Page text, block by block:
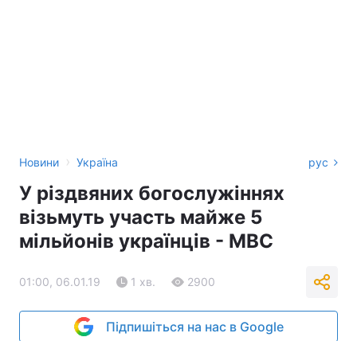
Новини › Україна рус
У різдвяних богослужіннях
візьмуть участь майже 5
мільйонів українців - МВС
01:00, 06.01.19 1 хв. 2900
Підпишіться на нас в Google